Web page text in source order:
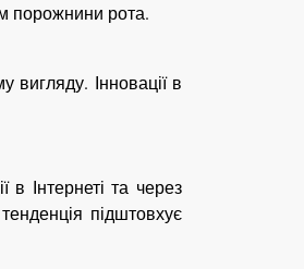
порожнини рота.
вигляду. Інновації в
Інтернеті та через
підштовхує